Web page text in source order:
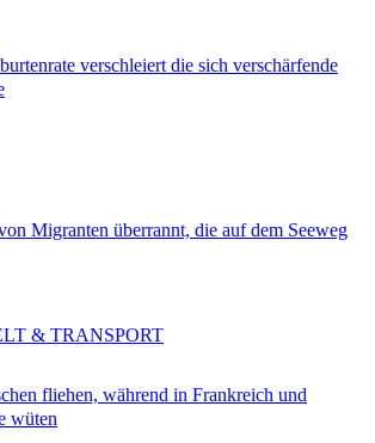
verschleiert die sich verschärfende
Migranten überrannt, die auf dem Seeweg
fliehen, während in Frankreich und
wüten
& TRANSPORT